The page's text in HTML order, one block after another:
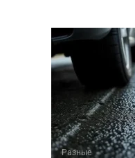
Разные